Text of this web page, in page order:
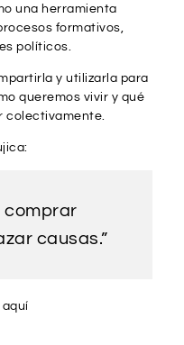
una herramienta
formativos,
políticos.
y utilizarla para
queremos vivir y qué
colectivamente.
comprar
causas.”